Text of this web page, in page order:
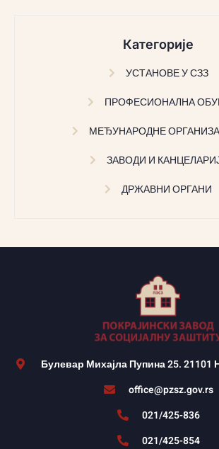
Категорије
УСТАНОВЕ У СЗЗ
ПРОФЕСИОНАЛНА
МЕЂУНАРОДНЕ
ЗАВОДИ И
ДРЖАВНИ ОРГАНИ
Булевар Михајла Пупина 25. 21101
office@pzsz.gov.rs
021/425-836
021/425-854